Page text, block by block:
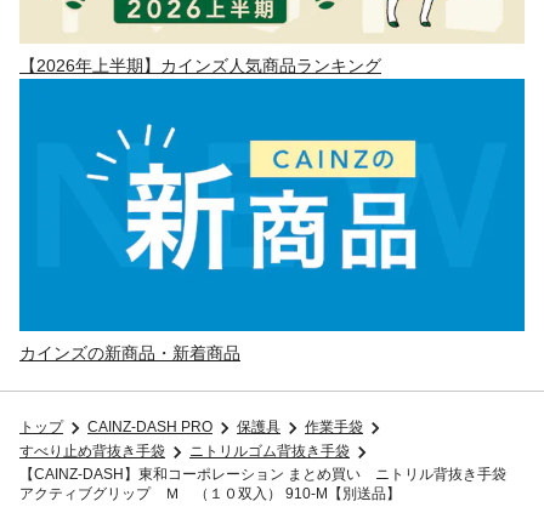
【2026年上半期】カインズ人気商品ランキング
カインズの新商品・新着商品
トップ CAINZ-DASH PRO 保護具
作業手袋
すべり止め背抜き手袋
ニトリルゴム背抜き手袋
【CAINZ-DASH】東和コーポレーション まとめ買い ニトリル背抜き手袋
アクティブグリップ Ｍ （１０双入） 910-M【別送品】